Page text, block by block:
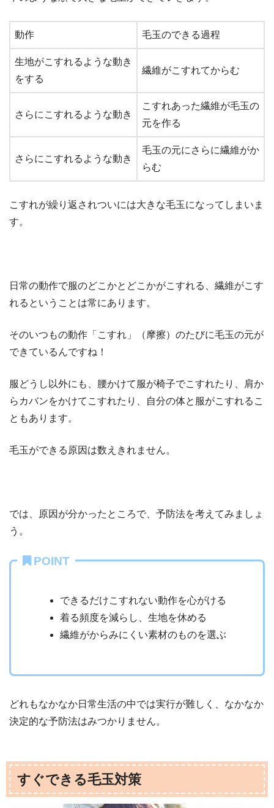
動作 毛玉のできる過程
生地がこすれるような動き
をする
繊維がこすれてからむ
さらにこすれるような動き
こすれあった繊維が毛玉の
元を作る
さらにこすれるような動き
毛玉の元にさらに繊維がか
らむ
こすれが繰り返されついには大きな毛玉になってしまいま
す。
日常の動作で服のどこかとどこかがこすれる、繊維がこす
れるということは常にあります。
そのいつもの動作「こすれ」（摩擦）のたびに毛玉の元が
できているんですね！
服どうし以外にも、腰かけて服が椅子でこすれたり、肩か
らカバンをかけてこすれたり、自分の体と服がこすれるこ
ともあります。
毛玉ができる原因は数えきれません。
では、原因が分かったところで、予防法を考えてみましょ
う。
POINT
できるだけこすれない動作を心がける
着る頻度を減らし、生地を休める
繊維がからみにくい素材のものを選ぶ
どれもなかなか日常生活の中では実行が難しく、なかなか
決定的な予防法はみつかりません。
すぐできる毛玉対策